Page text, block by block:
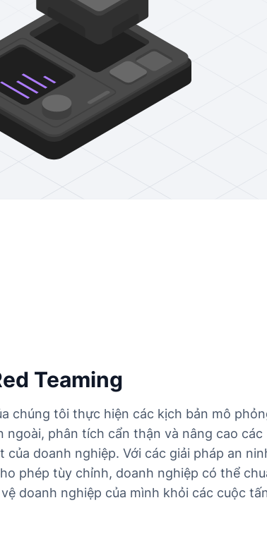
Teaming
chúng tôi thực hiện các kịch bản mô
ngoài, phân tích cẩn thận và nâng cao các
của doanh nghiệp. Với các giải pháp an
phép tùy chỉnh, doanh nghiệp có thể
doanh nghiệp của mình khỏi các cuộc